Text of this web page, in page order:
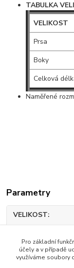
TABULKA
VELIKOST
Prsa
Boky
Celková
Naměřené
Parametry
VELIKOST
MATERIÁL
Pro základní
účely a v případě
využíváme soubory